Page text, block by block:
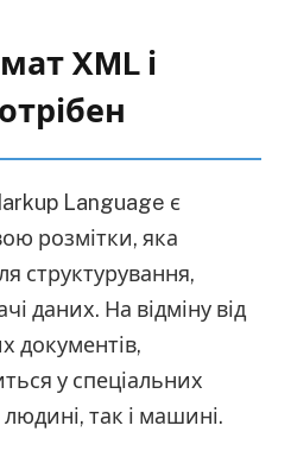
XML і
Language є
розмітки, яка
структурування,
даних. На відміну від
документів,
у спеціальних
так і машині.